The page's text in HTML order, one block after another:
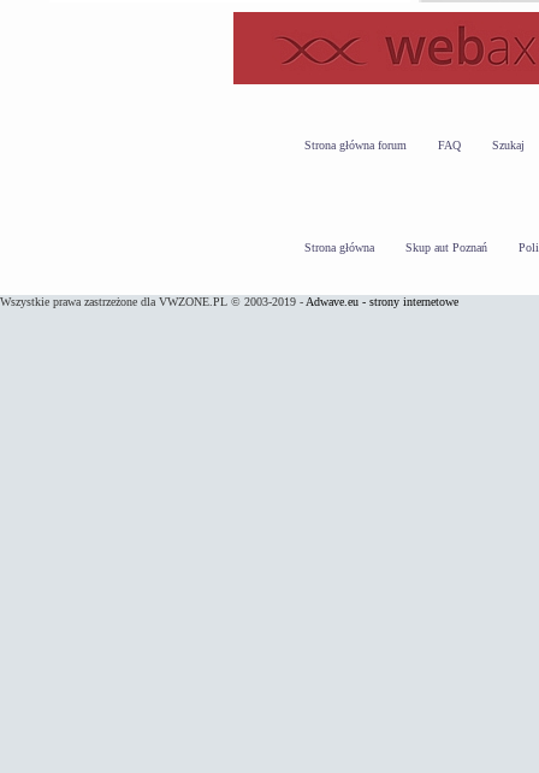
Strona główna forum FAQ Szukaj
Strona główna Skup aut Poznań
Wszystkie prawa zastrzeżone dla VWZONE.PL © 2003-2019 - Adwave.eu - strony internetowe